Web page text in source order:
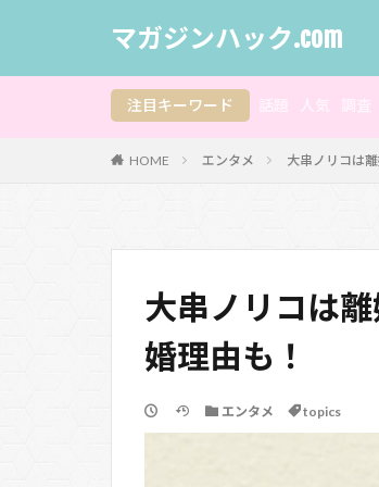
マガジンハック.com
注目キーワード
HOME エンタメ 大串ノリコは
大串ノリコは
婚理由も！
エンタメ topics